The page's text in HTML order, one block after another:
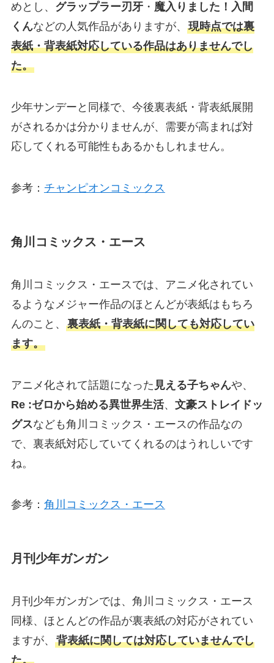
めとし、 グラップラー刃牙・ 魔入りました！入間
くんなどの人気作品がありますが、 現時点では裏
表紙・背表紙対応している作品はありませんでし
た。
少年サンデーと同様で、今後裏表紙・背表紙展開
がされるかは分かりませんが、需要が高まれば対
応してくれる可能性もあるかもしれません。
参考： チャンピオンコミックス
角川コミックス・エース
角川コミックス・エースでは、アニメ化されてい
るようなメジャー作品のほとんどが表紙はもちろ
んのこと、 裏表紙・背表紙に関しても対応してい
ます。
アニメ化されて話題になった 見える子ちゃんや、
Re :ゼロから始める異世界生活、 文豪ストレイドッ
グスなども角川コミックス・エースの作品なの
で、裏表紙対応していてくれるのはうれしいです
ね。
参考： 角川コミックス・エース
月刊少年ガンガン
月刊少年ガンガンでは、角川コミックス・エース
同様、ほとんどの作品が裏表紙の対応がされてい
ますが、 背表紙に関しては対応していませんでし
た。